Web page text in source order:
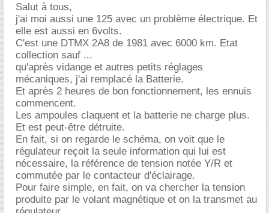
Salut à tous,
j'ai moi aussi une 125 avec un problème électrique. Et
elle est aussi en 6volts.
C'est une DTMX 2A8 de 1981 avec 6000 km. Etat
collection sauf ...
qu'après vidange et autres petits réglages
mécaniques, j'ai remplacé la Batterie.
Et après 2 heures de bon fonctionnement, les ennuis
commencent.
Les ampoules claquent et la batterie ne charge plus.
Et est peut-être détruite.
En fait, si on regarde le schéma, on voit que le
régulateur reçoit la seule information qui lui est
nécessaire, la référence de tension notée Y/R et
commutée par le contacteur d'éclairage.
Pour faire simple, en fait, on va chercher la tension
produite par le volant magnétique et on la transmet au